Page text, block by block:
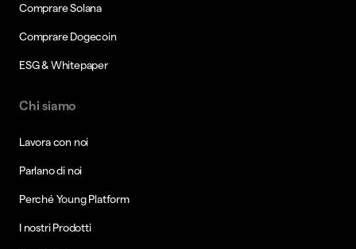
Comprare Solana
Comprare Dogecoin
ESG & Whitepaper
Chi siamo
Lavora con noi
Parlano di noi
Perché Young Platform
I nostri Prodotti